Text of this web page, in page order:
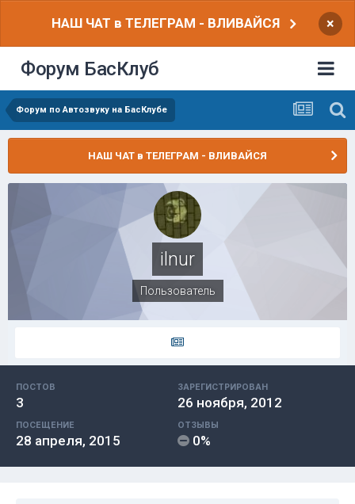
НАШ ЧАТ в ТЕЛЕГРАМ - ВЛИВАЙСЯ ×
Форум БасКлуб
Форум по Автозвуку на БасКлубе
НАШ ЧАТ в ТЕЛЕГРАМ - ВЛИВАЙСЯ
ilnur
Пользователь
ПОСТОВ
3
ЗАРЕГИСТРИРОВАН
26 ноября, 2012
ПОСЕЩЕНИЕ
28 апреля, 2015
ОТЗЫВЫ
0%